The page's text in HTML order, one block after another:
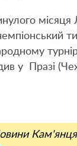
місяця
у Празі